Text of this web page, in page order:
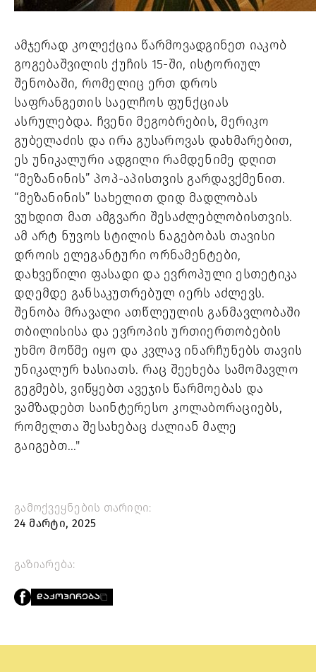
ამჯერად კოლექცია წარმოვადგინეთ იაკობ
გოგებაშვილის ქუჩის 15-ში, ისტორიულ
შენობაში, რომელიც ერთ დროს
საფრანგეთის საელჩოს ფუნქციას
ასრულებდა. ჩვენი მეგობრების, მერიკო
გუბელაძის და ირა გუსაროვას დახმარებით,
ეს უნიკალური ადგილი რამდენიმე დღით
“მეზანინის” პოპ-აპისთვის გარდავქმენით.
“მეზანინის” სახელით დიდ მადლობას
ვუხდით მათ ამგვარი შესაძლებლობისთვის.
ამ არტ ნუვოს სტილის ნაგებობას თავისი
დროის ელეგანტური ორნამენტები,
დახვეწილი ფასადი და ევროპული ესთეტიკა
დღემდე განსაკუთრებულ იერს აძლევს.
შენობა მრავალი ათწლეულის განმავლობაში
თბილისისა და ევროპის ურთიერთობების
უხმო მოწმე იყო და კვლავ ინარჩუნებს თავის
უნიკალურ ხასიათს. რაც შეეხება სამომავლო
გეგმებს, ვიწყებთ ავეჯის წარმოებას და
ვამზადებთ საინტერესო კოლაბორაციებს,
რომელთა შესახებაც ძალიან მალე
გაიგებთ..."
გამოქვეყნების თარიღი:
24 მარტი, 2025
გაზიარება:
ᲓᲐᲙᲝᲞᲘᲠᲔᲑᲐ